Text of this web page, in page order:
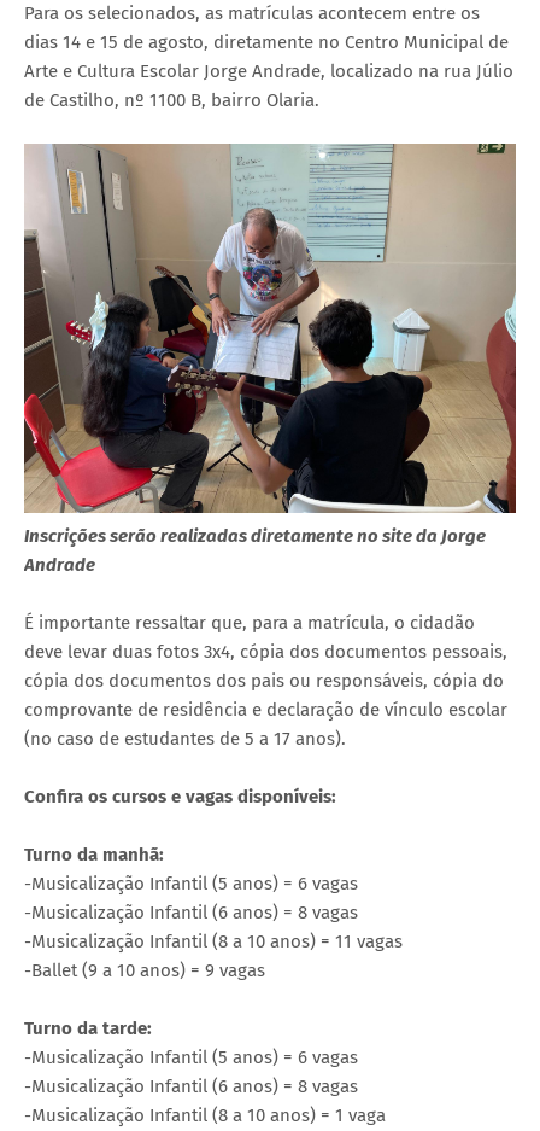
Para os selecionados, as matrículas acontecem entre os
dias 14 e 15 de agosto, diretamente no Centro Municipal de
Arte e Cultura Escolar Jorge Andrade, localizado na rua Júlio
de Castilho, nº 1100 B, bairro Olaria.
Inscrições serão realizadas diretamente no site da Jorge
Andrade
É importante ressaltar que, para a matrícula, o cidadão
deve levar duas fotos 3x4, cópia dos documentos pessoais,
cópia dos documentos dos pais ou responsáveis, cópia do
comprovante de residência e declaração de vínculo escolar
(no caso de estudantes de 5 a 17 anos).
Confira os cursos e vagas disponíveis:
Turno da manhã:
-Musicalização Infantil (5 anos) = 6 vagas
-Musicalização Infantil (6 anos) = 8 vagas
-Musicalização Infantil (8 a 10 anos) = 11 vagas
-Ballet (9 a 10 anos) = 9 vagas
Turno da tarde:
-Musicalização Infantil (5 anos) = 6 vagas
-Musicalização Infantil (6 anos) = 8 vagas
-Musicalização Infantil (8 a 10 anos) = 1 vaga